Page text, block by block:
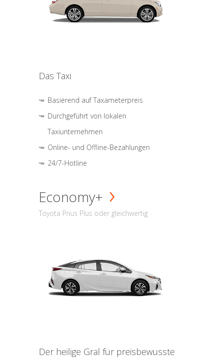
Das Taxi
Basierend auf Taxameterpreis
Durchgeführt von lokalen
Taxiunternehmen
Online- und Offline-Bezahlungen
24/7-Hotline
Economy+
Toyota Prius Plus oder gleichwertig
Der heilige Gral für preisbewusste